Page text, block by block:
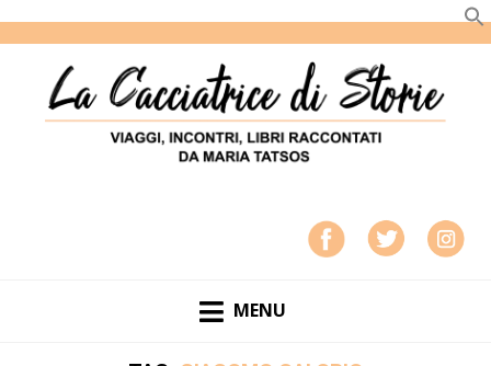
LA CACCIATRICE DI STORIE
VIAGGI, INCONTRI, LIBRI RACCONTATI DA MARIA
TATSOS
MENU